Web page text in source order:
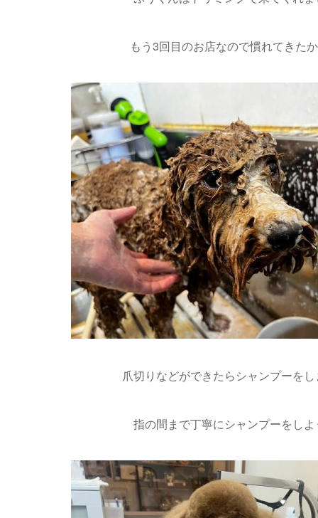
もう3回目のお店なので慣れてきた
爪切りなどができたらシャンプーを
指の間まで丁寧にシャンプーをし